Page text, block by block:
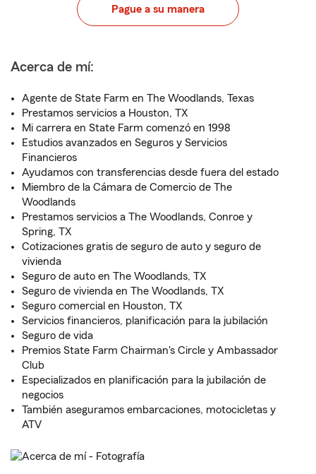
Pague a su manera
Acerca de mí:
Agente de State Farm en The Woodlands, Texas
Prestamos servicios a Houston, TX
Mi carrera en State Farm comenzó en 1998
Estudios avanzados en Seguros y Servicios
Financieros
Ayudamos con transferencias desde fuera del estado
Miembro de la Cámara de Comercio de The
Woodlands
Prestamos servicios a The Woodlands, Conroe y
Spring, TX
Cotizaciones gratis de seguro de auto y seguro de
vivienda
Seguro de auto en The Woodlands, TX
Seguro de vivienda en The Woodlands, TX
Seguro comercial en Houston, TX
Servicios financieros, planificación para la jubilación
Seguro de vida
Premios State Farm Chairman's Circle y Ambassador
Club
Especializados en planificación para la jubilación de
negocios
También aseguramos embarcaciones, motocicletas y
ATV